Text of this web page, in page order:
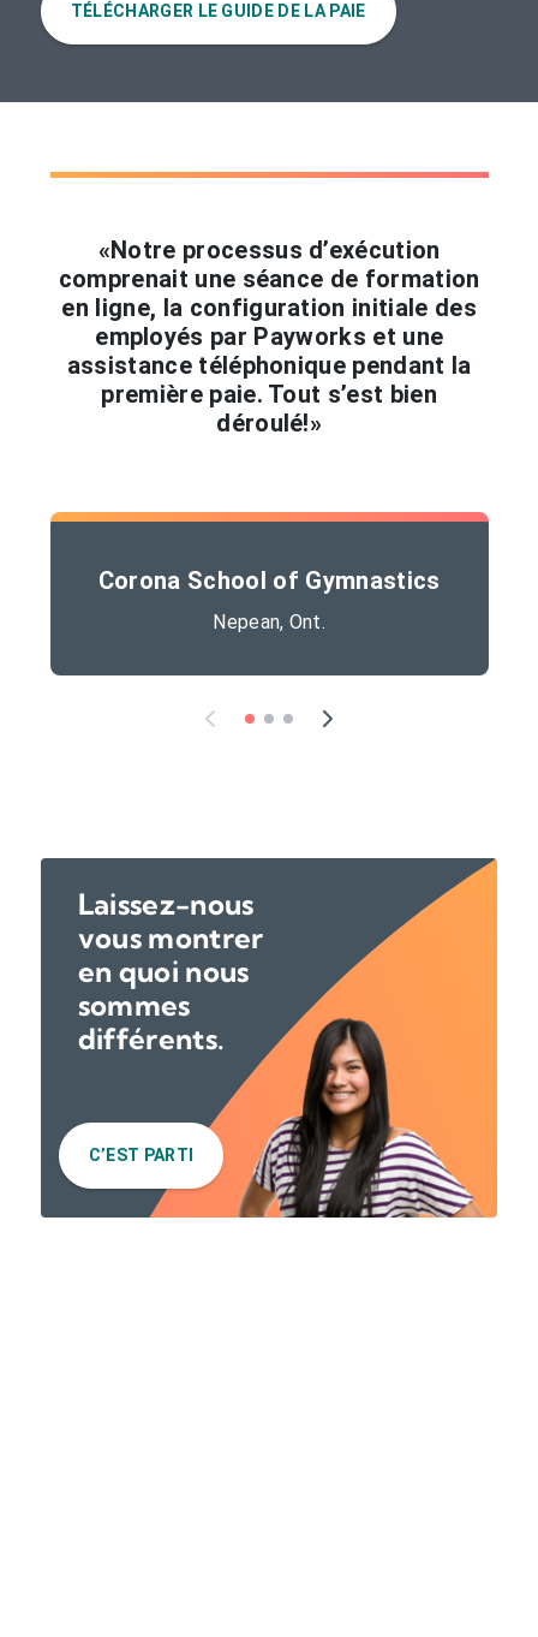
TÉLÉCHARGER LE GUIDE DE LA PAIE
«Notre processus d’exécution
comprenait une séance de formation
en ligne, la configuration initiale des
employés par Payworks et une
assistance téléphonique pendant la
première paie. Tout s’est bien
déroulé!»
Corona School of Gymnastics
Nepean, Ont.
Laissez-nous
vous montrer
en quoi nous
sommes
différents.
C’EST PARTI